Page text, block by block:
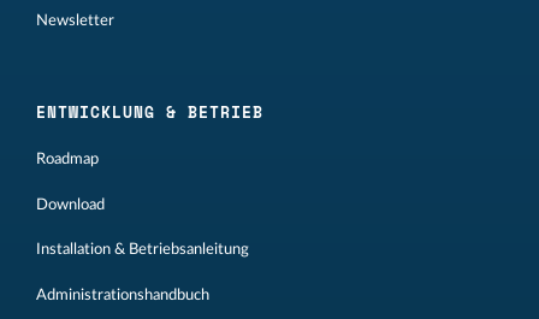
Newsletter
ENTWICKLUNG & BETRIEB
Roadmap
Download
Installation & Betriebsanleitung
Administrationshandbuch